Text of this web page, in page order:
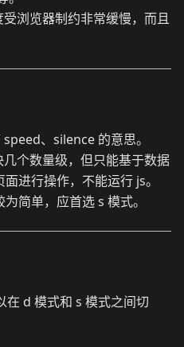
浏览器制约非常缓慢，而且
、silence 的意思。
个数量级，但只能基于数据
进行操作，不能运行 js。
简单，应首选 s 模式。
在 d 模式和 s 模式之间切